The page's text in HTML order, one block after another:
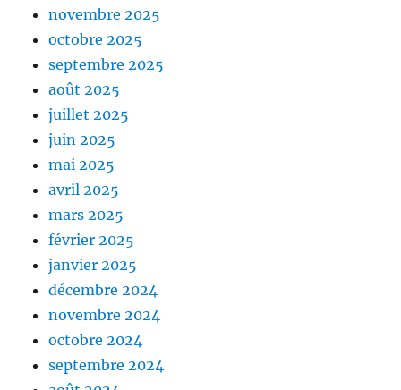
novembre 2025
octobre 2025
septembre 2025
août 2025
juillet 2025
juin 2025
mai 2025
avril 2025
mars 2025
février 2025
janvier 2025
décembre 2024
novembre 2024
octobre 2024
septembre 2024